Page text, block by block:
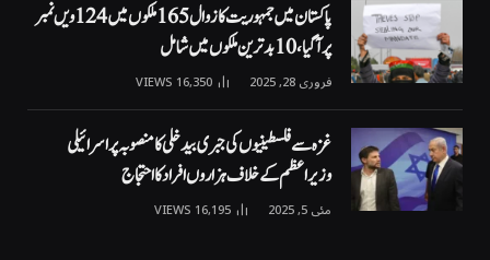
پاکستان میں جمہوریت کا زوال 165 ملکوں میں 124ویں نمبر
پر آگیا، 10 بدترین ملکوں میں شامل
فروری 28, 2025 16,350
VIEWS
غزہ سے فلسطینیوں کی جبری بیدخلی کا منصوبہ پر اسرائیلی
وزیراعظم کے خلاف ہزاروں افراد کا احتجاج
مئی 5, 2025 16,195
VIEWS